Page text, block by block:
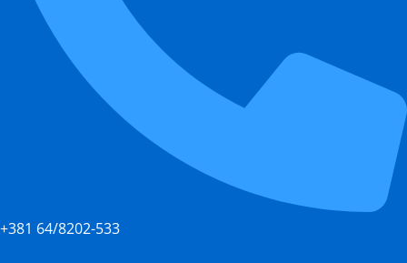
+381 64/8202-533